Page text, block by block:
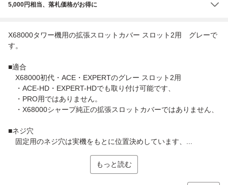
5,000円相当、落札価格がお得に
X68000タワー機用の拡張スロットカバー スロット2用 グレーで
す。
■適合
X68000初代・ACE・EXPERTのグレー スロット2用
・ACE-HD・EXPERT-HDでも取り付け可能です、
・PRO用ではありません。
・X68000シャープ純正の拡張スロットカバーではありません、
■ネジ穴
固定用のネジ穴は実機をもとに位置決めしています、...
もっと読む